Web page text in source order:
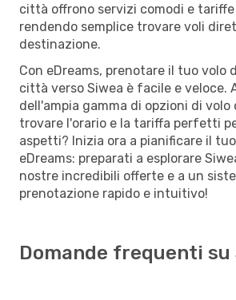
città offrono servizi comodi e
rendendo semplice trovare voli
destinazione.
Con eDreams, prenotare il tuo volo
città verso Siwea è facile e veloce.
dell'ampia gamma di opzioni di volo
trovare l'orario e la tariffa perfetti
aspetti? Inizia ora a pianificare il
eDreams: preparati a esplorare
nostre incredibili offerte e a un
prenotazione rapido e intuitivo!
Domande frequenti su